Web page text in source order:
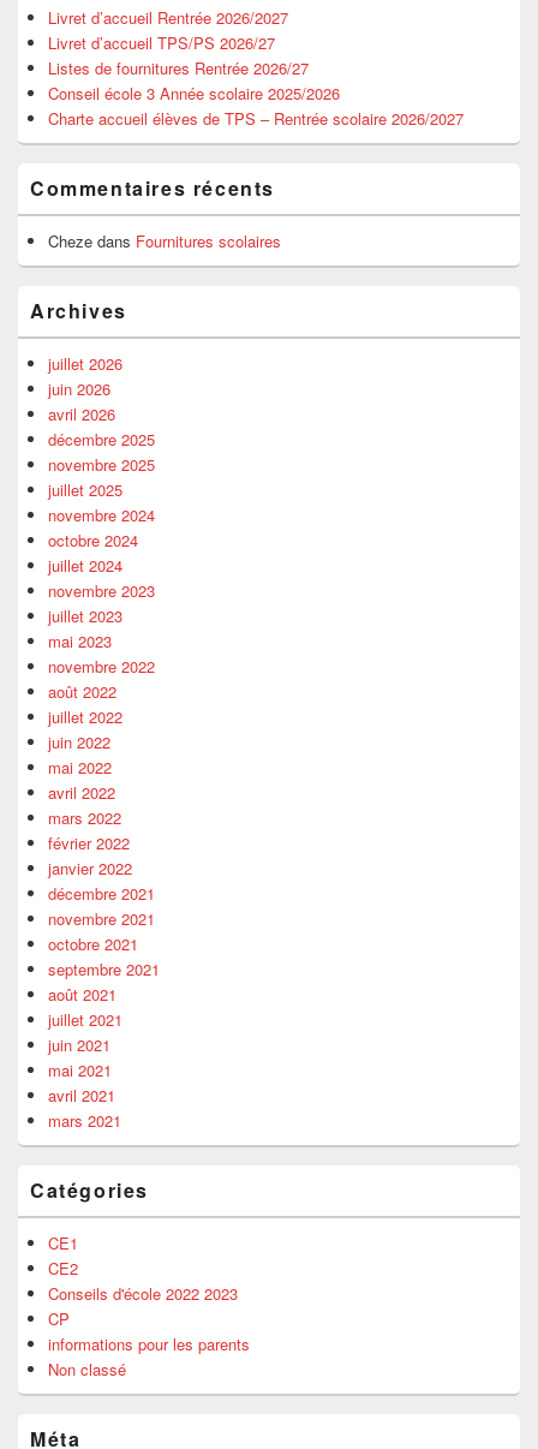
Livret d’accueil Rentrée 2026/2027
Livret d’accueil TPS/PS 2026/27
Listes de fournitures Rentrée 2026/27
Conseil école 3 Année scolaire 2025/2026
Charte accueil élèves de TPS – Rentrée scolaire 2026/2027
Commentaires récents
Cheze dans Fournitures scolaires
Archives
juillet 2026
juin 2026
avril 2026
décembre 2025
novembre 2025
juillet 2025
novembre 2024
octobre 2024
juillet 2024
novembre 2023
juillet 2023
mai 2023
novembre 2022
août 2022
juillet 2022
juin 2022
mai 2022
avril 2022
mars 2022
février 2022
janvier 2022
décembre 2021
novembre 2021
octobre 2021
septembre 2021
août 2021
juillet 2021
juin 2021
mai 2021
avril 2021
mars 2021
Catégories
CE1
CE2
Conseils d'école 2022 2023
CP
informations pour les parents
Non classé
Méta